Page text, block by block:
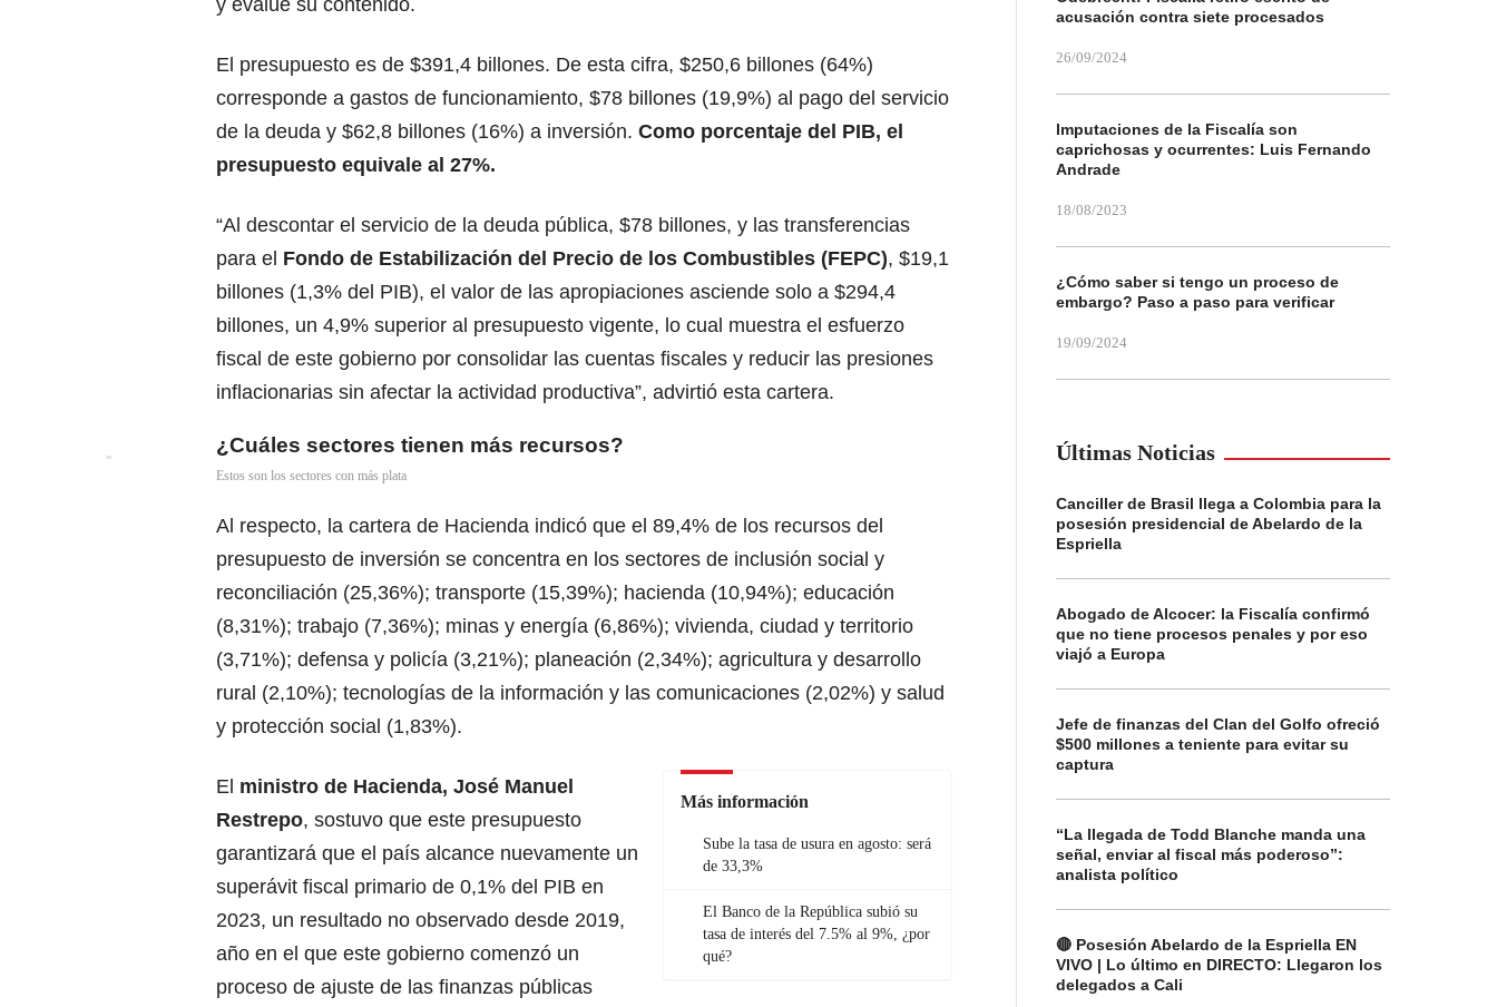
El presupuesto es de $391,4 billones. De esta cifra, $250,6 billones (64%)
corresponde a gastos de funcionamiento, $78 billones (19,9%) al pago del servicio
de la deuda y $62,8 billones (16%) a inversión. Como porcentaje del PIB, el
presupuesto equivale al 27%.
“Al descontar el servicio de la deuda pública, $78 billones, y las transferencias
para el Fondo de Estabilización del Precio de los Combustibles (FEPC), $19,1
billones (1,3% del PIB), el valor de las apropiaciones asciende solo a $294,4
billones, un 4,9% superior al presupuesto vigente, lo cual muestra el esfuerzo
fiscal de este gobierno por consolidar las cuentas fiscales y reducir las presiones
inflacionarias sin afectar la actividad productiva”, advirtió esta cartera.
¿Cuáles sectores tienen más recursos?
Estos son los sectores con más plata
Al respecto, la cartera de Hacienda indicó que el 89,4% de los recursos del
presupuesto de inversión se concentra en los sectores de inclusión social y
reconciliación (25,36%); transporte (15,39%); hacienda (10,94%); educación
(8,31%); trabajo (7,36%); minas y energía (6,86%); vivienda, ciudad y territorio
(3,71%); defensa y policía (3,21%); planeación (2,34%); agricultura y desarrollo
rural (2,10%); tecnologías de la información y las comunicaciones (2,02%) y salud
y protección social (1,83%).
Más información
Sube la tasa de usura en agosto: será
de 33,3%
El Banco de la República subió su
tasa de interés del 7.5% al 9%, ¿por
qué?
El ministro de Hacienda, José Manuel
Restrepo, sostuvo que este presupuesto
garantizará que el país alcance nuevamente un
superávit fiscal primario de 0,1% del PIB en
2023, un resultado no observado desde 2019,
año en el que este gobierno comenzó un
proceso de ajuste de las finanzas públicas
acusación contra siete procesados
26/09/2024
Imputaciones de la Fiscalía son
caprichosas y ocurrentes: Luis Fernando
Andrade
18/08/2023
¿Cómo saber si tengo un proceso de
embargo? Paso a paso para verificar
19/09/2024
Últimas Noticias
Canciller de Brasil llega a Colombia para la
posesión presidencial de Abelardo de la
Espriella
Abogado de Alcocer: la Fiscalía confirmó
que no tiene procesos penales y por eso
viajó a Europa
Jefe de finanzas del Clan del Golfo ofreció
$500 millones a teniente para evitar su
captura
“La llegada de Todd Blanche manda una
señal, enviar al fiscal más poderoso”:
analista político
🔴 Posesión Abelardo de la Espriella EN
VIVO | Lo último en DIRECTO: Llegaron los
delegados a Cali